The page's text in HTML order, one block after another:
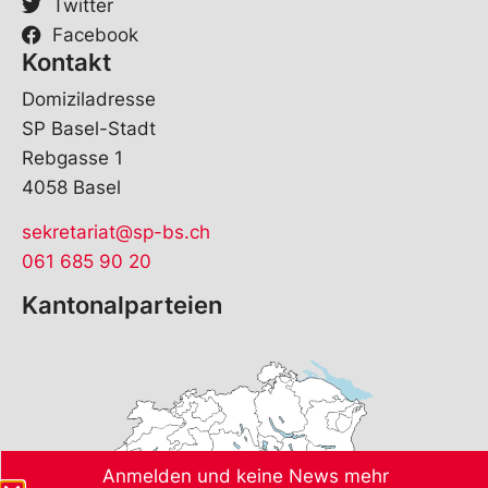
Twitter
Facebook
Kontakt
Domiziladresse
SP Basel-Stadt
Rebgasse 1
4058 Basel
sekretariat@sp-bs.ch
061 685 90 20
Kantonalparteien
Anmelden und keine News mehr